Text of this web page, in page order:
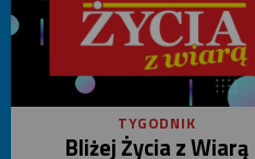
TYGODNIK
Bliżej Życia z Wiarą